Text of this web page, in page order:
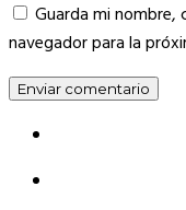
Guarda mi
navegador para la